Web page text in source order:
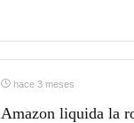
hace 3 meses
Amazon liquida la